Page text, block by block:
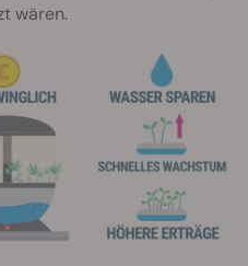
wären.